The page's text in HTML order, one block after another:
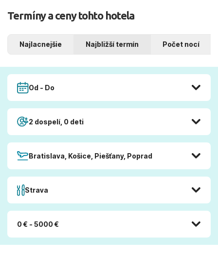
Termíny a ceny tohto hotela
Najlacnejšie Najbližší termín Počet nocí
Od - Do
2 dospelí, 0 deti
Bratislava, Košice, Piešťany, Poprad
Strava
0 € - 5000 €